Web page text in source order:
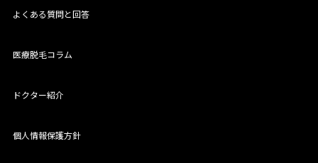
よくある質問と回答
医療脱毛コラム
ドクター紹介
個人情報保護方針